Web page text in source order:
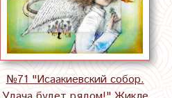
№71 "Исаакиевский собор.